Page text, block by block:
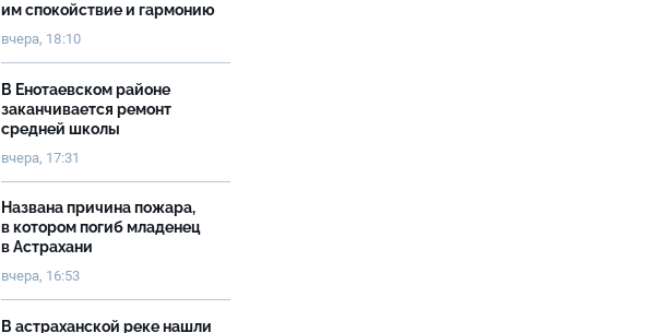
им спокойствие и гармонию
вчера, 18:10
В Енотаевском районе
заканчивается ремонт
средней школы
вчера, 17:31
Названа причина пожара,
в котором погиб младенец
в Астрахани
вчера, 16:53
В астраханской реке нашли